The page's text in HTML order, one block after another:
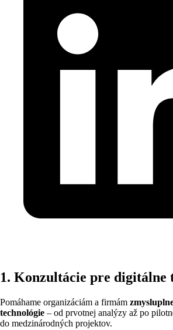
1. Konzultácie pre digitálne
Pomáhame organizáciám a firmám
technológie – od prvotnej analýzy až po
do medzinárodných projektov.